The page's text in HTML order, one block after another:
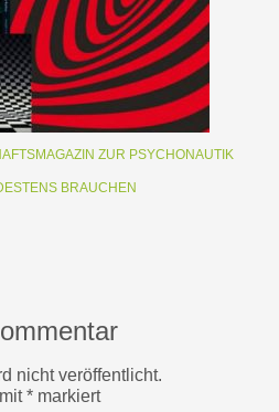
ZUR PSYCHONAUTIK
BRAUCHEN
nicht veröffentlicht.
* markiert